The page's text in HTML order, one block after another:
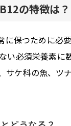
の特徴は？
保つために必
必須栄養素に
ケ科の魚、ツ